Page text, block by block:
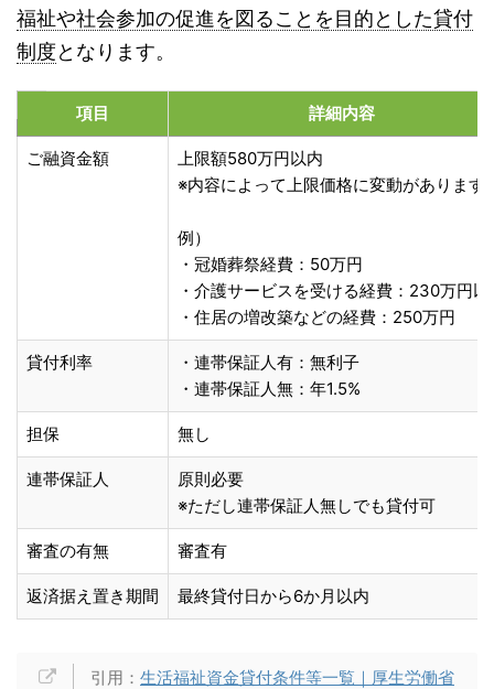
福祉や社会参加の促進を図ることを目的とした貸付
制度となります。
項目 詳細内容
ご融資金額
上限額580万円以内
※内容によって上限価格に変動があります
例）
・冠婚葬祭経費：50万円
・介護サービスを受ける経費：230万円以
・住居の増改築などの経費：250万円
貸付利率
・連帯保証人有：無利子
・連帯保証人無：年1.5%
担保 無し
連帯保証人
原則必要
※ただし連帯保証人無しでも貸付可
審査の有無 審査有
返済据え置き期間 最終貸付日から6か月以内
引用： 生活福祉資金貸付条件等一覧｜厚生労働省